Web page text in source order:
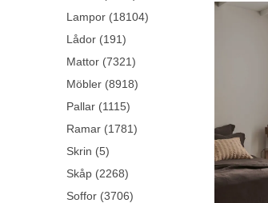
Lampor (18104)
Lådor (191)
Mattor (7321)
Möbler (8918)
Pallar (1115)
Ramar (1781)
Skrin (5)
Skåp (2268)
Soffor (3706)